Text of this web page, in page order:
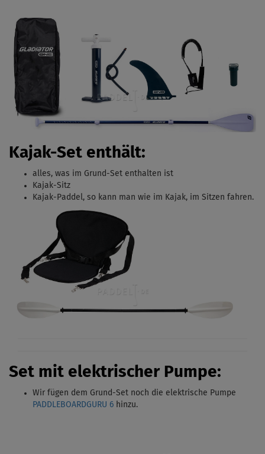
Kajak-Set enthält:
alles, was im Grund-Set enthalten ist
Kajak-Sitz
Kajak-Paddel, so kann man wie im Kajak, im Sitzen fahren.
Set mit elektrischer Pumpe:
Wir fügen dem Grund-Set noch die elektrische Pumpe
PADDLEBOARDGURU 6 hinzu.